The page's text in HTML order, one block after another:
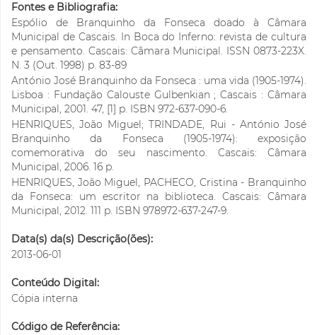
Fontes e Bibliografia:
Espólio de Branquinho da Fonseca doado à Câmara
Municipal de Cascais. In Boca do Inferno: revista de cultura
e pensamento. Cascais: Câmara Municipal. ISSN 0873-223X.
N. 3 (Out. 1998) p. 83-89
António José Branquinho da Fonseca : uma vida (1905-1974).
Lisboa : Fundação Calouste Gulbenkian ; Cascais : Câmara
Municipal, 2001. 47, [1] p. ISBN 972-637-090-6.
HENRIQUES, João Miguel; TRINDADE, Rui - António José
Branquinho da Fonseca (1905-1974): exposição
comemorativa do seu nascimento. Cascais: Câmara
Municipal, 2006. 16 p.
HENRIQUES, João Miguel, PACHECO, Cristina - Branquinho
da Fonseca: um escritor na biblioteca. Cascais: Câmara
Municipal, 2012. 111 p. ISBN 978972-637-247-9.
Data(s) da(s) Descrição(ões):
2013-06-01
Conteúdo Digital:
Cópia interna
Código de Referência: